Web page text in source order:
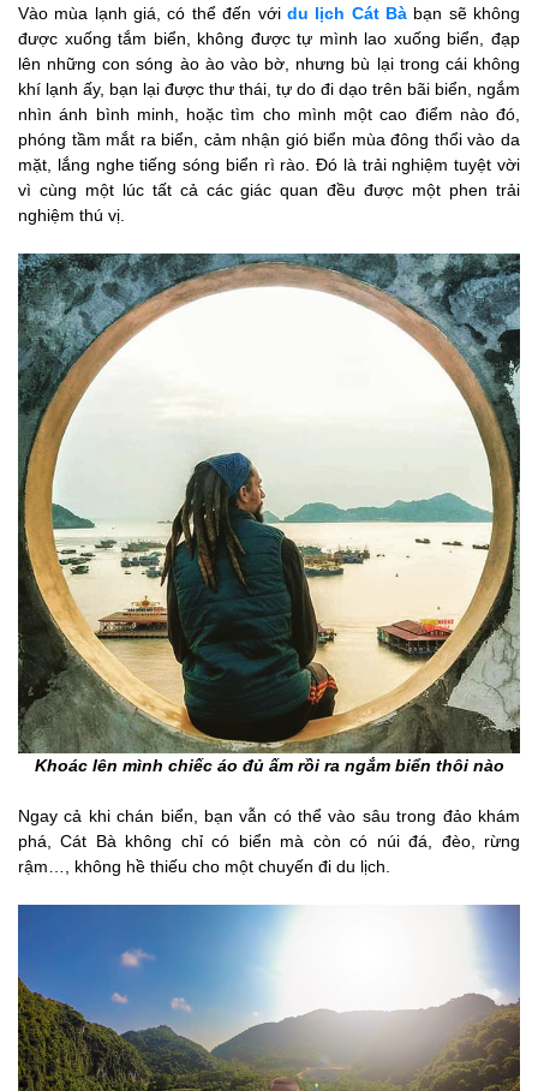
Vào mùa lạnh giá, có thể đến với du lịch Cát Bàbạn sẽ không
được xuống tắm biển, không được tự mình lao xuống biển, đạp
lên những con sóng ào ào vào bờ, nhưng bù lại trong cái không
khí lạnh ấy, bạn lại được thư thái, tự do đi dạo trên bãi biển, ngắm
nhìn ánh bình minh, hoặc tìm cho mình một cao điểm nào đó,
phóng tầm mắt ra biển, cảm nhận gió biển mùa đông thổi vào da
mặt, lắng nghe tiếng sóng biển rì rào. Đó là trải nghiệm tuyệt vời
vì cùng một lúc tất cả các giác quan đều được một phen trải
nghiệm thú vị.
Khoác lên mình chiếc áo đủ ấm rồi ra ngắm biển thôi nào
Ngay cả khi chán biển, bạn vẫn có thể vào sâu trong đảo khám
phá, Cát Bà không chỉ có biển mà còn có núi đá, đèo, rừng
rậm…, không hề thiếu cho một chuyến đi du lịch.